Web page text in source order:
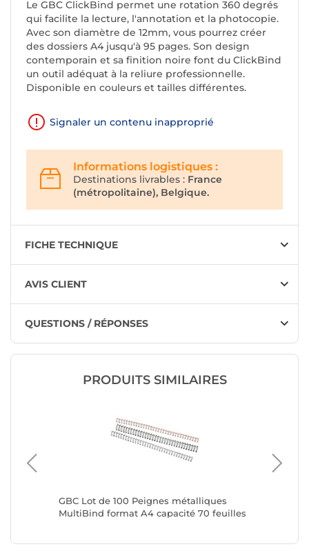
Le GBC ClickBind permet une rotation 360 degrés
qui facilite la lecture, l'annotation et la photocopie.
Avec son diamètre de 12mm, vous pourrez créer
des dossiers A4 jusqu'à 95 pages. Son design
contemporain et sa finition noire font du ClickBind
un outil adéquat à la reliure professionnelle.
Disponible en couleurs et tailles différentes.
Signaler un contenu inapproprié
Informations logistiques :
Destinations livrables : France
(métropolitaine), Belgique.
FICHE TECHNIQUE
AVIS CLIENT
QUESTIONS / RÉPONSES
PRODUITS SIMILAIRES
GBC Lot de 100 Peignes métalliques
MultiBind format A4 capacité 70 feuilles